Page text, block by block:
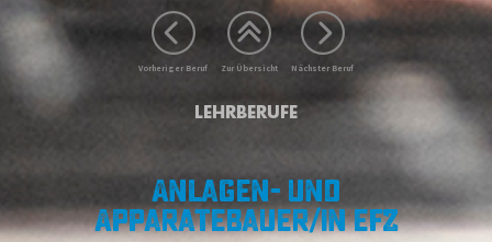
Vorheriger Beruf Zur Übersicht Nächster Beruf
LEHRBERUFE
Anlagen- und
Apparatebauer/in efz